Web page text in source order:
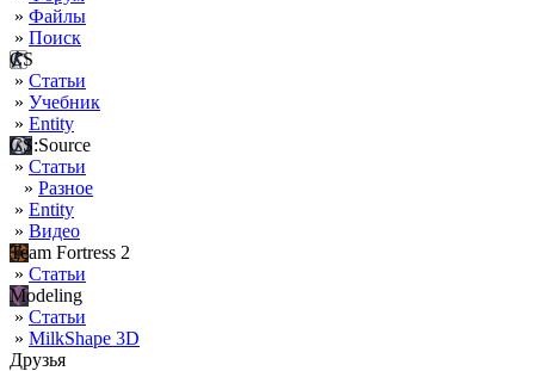
» Файлы
» Поиск
CS
» Статьи
» Учебник
» Entity
CS:Source
» Статьи
» Разное
» Entity
» Видео
Team Fortress 2
» Статьи
Modeling
» Статьи
» MilkShape 3D
Друзья